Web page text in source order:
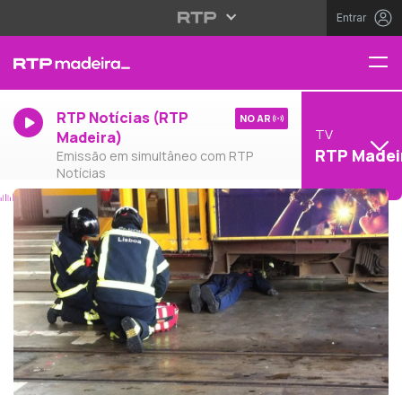
Entrar
RTP Notícias (RTP
Madeira)
Emissão em simultâneo com RTP
Notícias
NO AR
TV
RTP